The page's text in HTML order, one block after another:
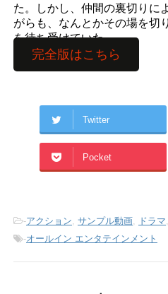
た。しかし、仲間の裏切りに
がらも、なんとかその場を切
を待ち受けていた。
完全版はこちら
Twitter
Pocket
-アクション, サンプル動画, ドラマ,
-オールイン エンタテインメント